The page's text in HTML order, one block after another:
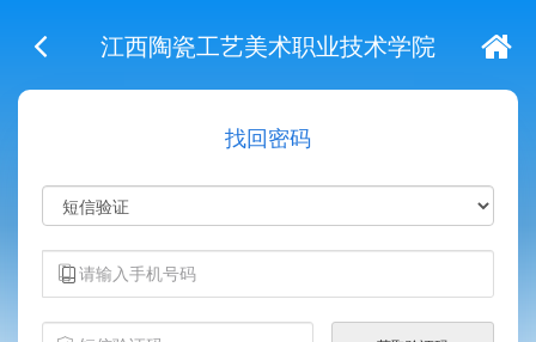
江西陶瓷工艺美术职业技术学院
找回密码